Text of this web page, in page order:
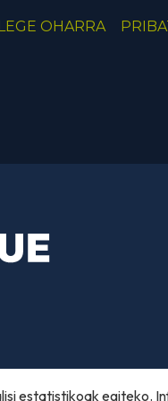
OHARRA
estatistikoak egiteko.